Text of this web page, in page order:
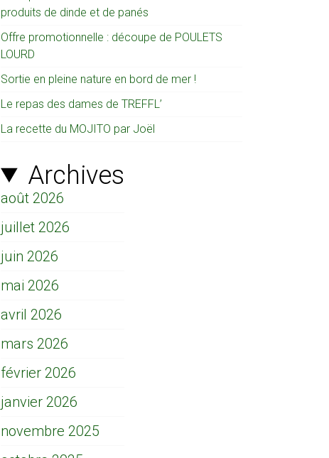
produits de dinde et de panés
Offre promotionnelle : découpe de POULETS
LOURD
Sortie en pleine nature en bord de mer !
Le repas des dames de TREFFL’
La recette du MOJITO par Joël
Archives
août 2026
juillet 2026
juin 2026
mai 2026
avril 2026
mars 2026
février 2026
janvier 2026
novembre 2025